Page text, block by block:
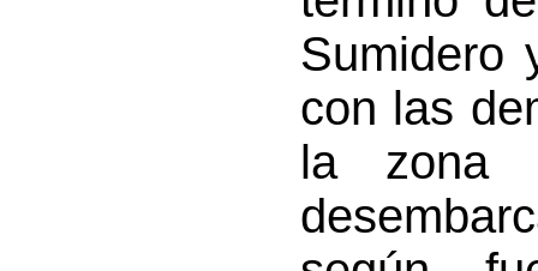
Sumidero
con las
la zona